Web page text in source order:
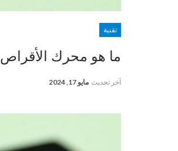
تقنية
ما هو محرك الأقراص Flash Drive
آخر تحديث مايو 17, 2024